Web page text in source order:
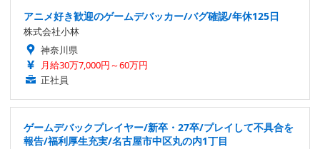
アニメ好き歓迎のゲームデバッカー/バグ確認/年休125日
株式会社小林
神奈川県
月給30万7,000円～60万円
正社員
ゲームデバックプレイヤー/新卒・27卒/プレイして不具合を
報告/福利厚生充実/名古屋市中区丸の内1丁目